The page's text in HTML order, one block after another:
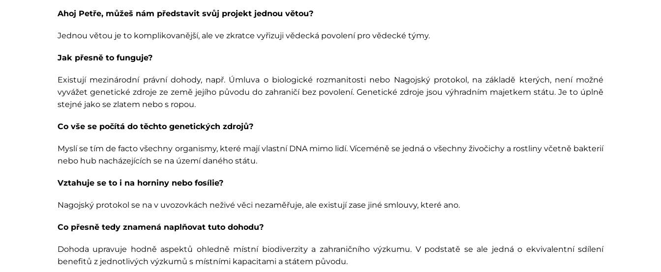
Ahoj Petře, můžeš nám představit svůj projekt jednou větou?
Jednou větou je to komplikovanější, ale ve zkratce vyřizuji vědecká povolení pro vědecké týmy.
Jak přesně to funguje?
Existují mezinárodní právní dohody, např. Úmluva o biologické rozmanitosti nebo Nagojský protokol, na základě kterých, není možné
vyvážet genetické zdroje ze země jejího původu do zahraničí bez povolení. Genetické zdroje jsou výhradním majetkem státu. Je to úplně
stejné jako se zlatem nebo s ropou.
Co vše se počítá do těchto genetických zdrojů?
Myslí se tím de facto všechny organismy, které mají vlastní DNA mimo lidí. Víceméně se jedná o všechny živočichy a rostliny včetně bakterií
nebo hub nacházejících se na území daného státu.
Vztahuje se to i na horniny nebo fosílie?
Nagojský protokol se na v uvozovkách neživé věci nezaměřuje, ale existují zase jiné smlouvy, které ano.
Co přesně tedy znamená naplňovat tuto dohodu?
Dohoda upravuje hodně aspektů ohledně místní biodiverzity a zahraničního výzkumu. V podstatě se ale jedná o ekvivalentní sdílení
benefitů z jednotlivých výzkumů s místními kapacitami a státem původu.